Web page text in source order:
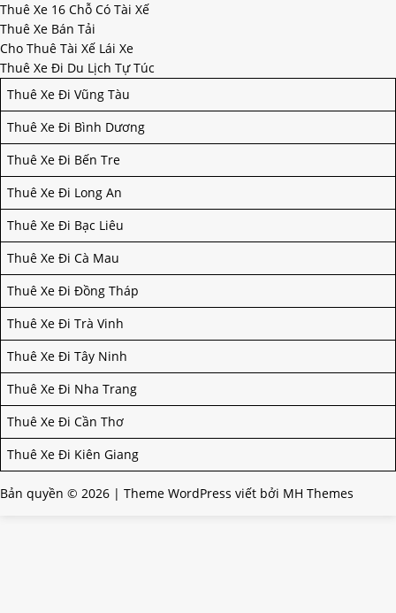
Thuê Xe 16 Chỗ Có Tài Xế
Thuê Xe Bán Tải
Cho Thuê Tài Xế Lái Xe
Thuê Xe Đi Du Lịch Tự Túc
Thuê Xe Đi Vũng Tàu
Thuê Xe Đi Bình Dương
Thuê Xe Đi Bến Tre
Thuê Xe Đi Long An
Thuê Xe Đi Bạc Liêu
Thuê Xe Đi Cà Mau
Thuê Xe Đi Đồng Tháp
Thuê Xe Đi Trà Vinh
Thuê Xe Đi Tây Ninh
Thuê Xe Đi Nha Trang
Thuê Xe Đi Cần Thơ
Thuê Xe Đi Kiên Giang
Bản quyền © 2026 | Theme WordPress viết bởi MH Themes